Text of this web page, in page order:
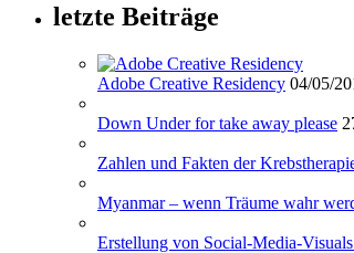
letzte Beiträge
Adobe Creative Residency 04/05/
Down Under for take away please
Zahlen und Fakten der
Myanmar – wenn Träume wahr
Erstellung von Social-Media-